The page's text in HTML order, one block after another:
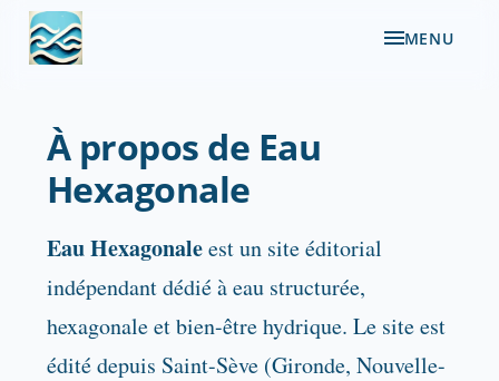
MENU
À propos de Eau
Hexagonale
Eau Hexagonaleest un site éditorial
indépendant dédié à eau structurée,
hexagonale et bien-être hydrique. Le site est
édité depuis Saint-Sève (Gironde, Nouvelle-